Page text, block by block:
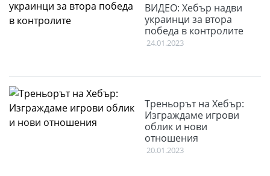
ВИДЕО: Хебър надви
украинци за втора
победа в контролите
24.01.2023
Треньорът на Хебър:
Изграждаме игрови
облик и нови
отношения
20.01.2023